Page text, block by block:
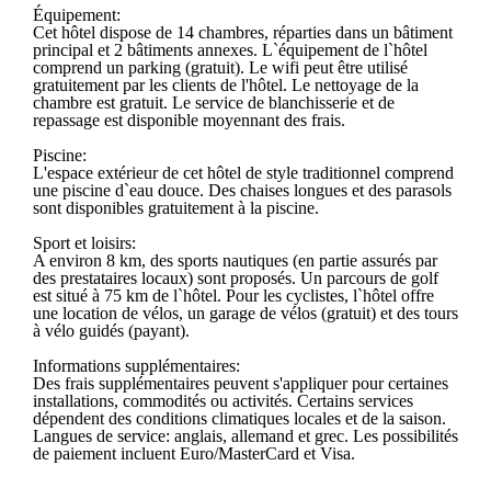
Équipement:
Cet hôtel dispose de 14 chambres, réparties dans un bâtiment
principal et 2 bâtiments annexes. L`équipement de l`hôtel
comprend un parking (gratuit). Le wifi peut être utilisé
gratuitement par les clients de l'hôtel. Le nettoyage de la
chambre est gratuit. Le service de blanchisserie et de
repassage est disponible moyennant des frais.
Piscine:
L'espace extérieur de cet hôtel de style traditionnel comprend
une piscine d`eau douce. Des chaises longues et des parasols
sont disponibles gratuitement à la piscine.
Sport et loisirs:
A environ 8 km, des sports nautiques (en partie assurés par
des prestataires locaux) sont proposés. Un parcours de golf
est situé à 75 km de l`hôtel. Pour les cyclistes, l`hôtel offre
une location de vélos, un garage de vélos (gratuit) et des tours
à vélo guidés (payant).
Informations supplémentaires:
Des frais supplémentaires peuvent s'appliquer pour certaines
installations, commodités ou activités. Certains services
dépendent des conditions climatiques locales et de la saison.
Langues de service: anglais, allemand et grec. Les possibilités
de paiement incluent Euro/MasterCard et Visa.